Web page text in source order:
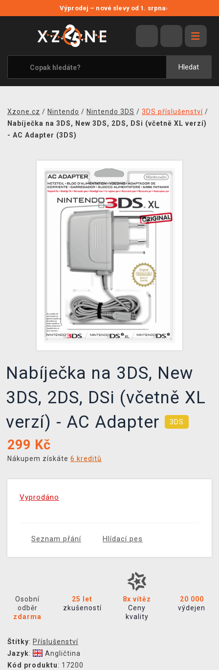
Výprodej – nové slevy od 1. srpna›
Hledat
VÝPRODEJ
VIDEOHRY
XZONE ORIGINALS
TÉMATIKY
MERCHANDISE
KONTAKT
TCG & BOARDGAME HUB
VÝKUP HER (BAZAR)
Xzone.cz / Nintendo / Nintendo 3DS / 3DS příslušenství /
Nabíječka na 3DS, New 3DS, 2DS, DSi (včetně XL verzí)
- AC Adapter (3DS)
Nabíječka na 3DS, New
3DS, 2DS, DSi (včetně XL
verzí) - AC Adapter
3DS
299 Kč
Nákupem získáte 6 kreditů
Vyprodáno
Seznam přání Hlídací pes
Osobní
odběr
zdarma
25 let
zkušeností
8x vítěz
Ceny
kvality
20 000
výdejen
Štítky: Příslušenství
Jazyk:
Angličtina
Kód produktu: 17200